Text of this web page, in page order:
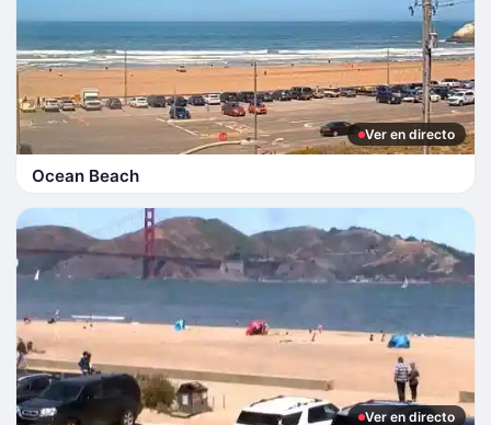
Ver en directo
Ocean Beach
Ver en directo